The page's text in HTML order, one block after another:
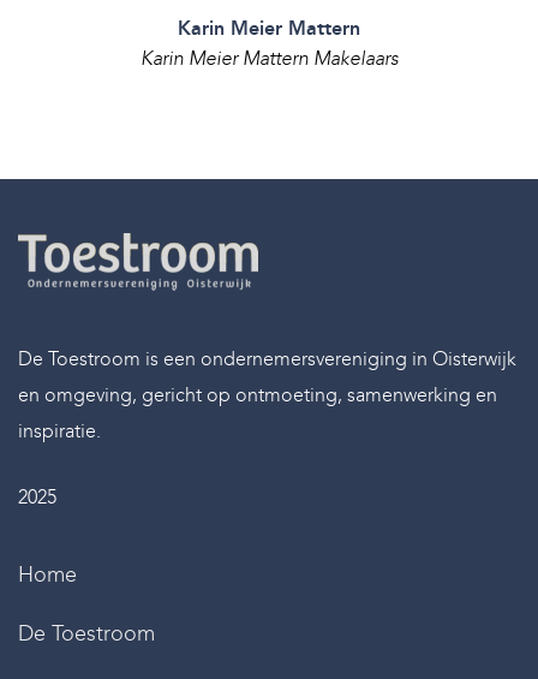
Karin Meier Mattern
Karin Meier Mattern Makelaars
De Toestroom is een ondernemersvereniging in Oisterwijk
en omgeving, gericht op ontmoeting, samenwerking en
inspiratie.
2025
Home
De Toestroom